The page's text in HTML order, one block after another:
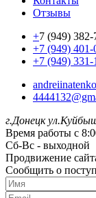
Отзывы
+7 (949)
+7 (949) 401-
+7 (949)
г.Донецк
Время работы с
Сб-Вс - выходной
Продвижение
Сообщить о